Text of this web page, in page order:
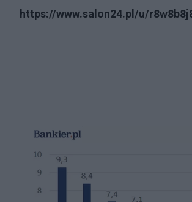
https://www.salon24.pl/u/